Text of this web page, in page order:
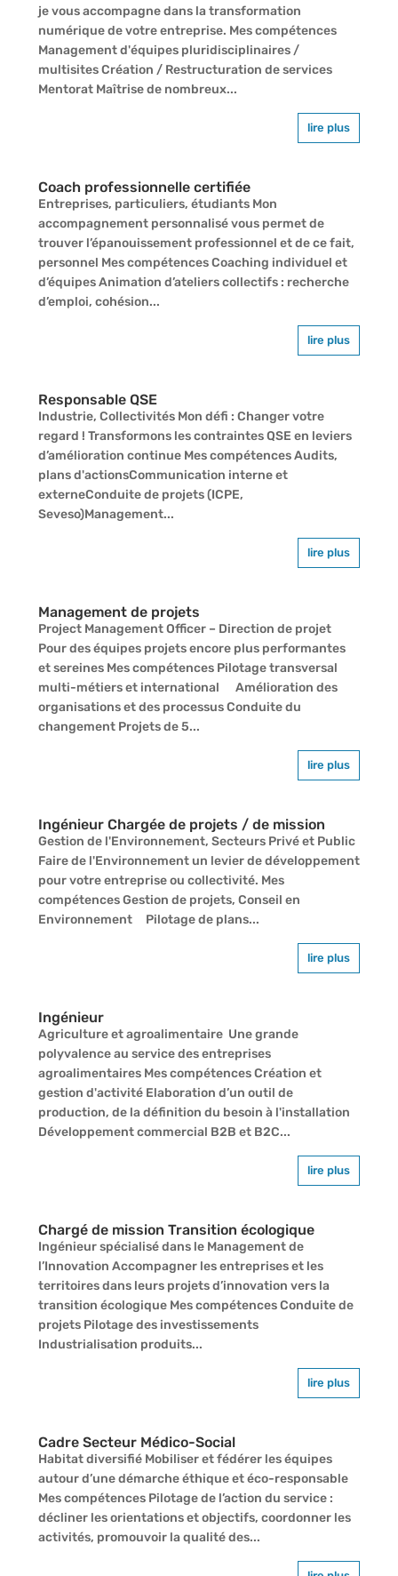
je vous accompagne dans la transformation
numérique de votre entreprise. Mes compétences
Management d'équipes pluridisciplinaires /
multisites Création / Restructuration de services
Mentorat Maîtrise de nombreux...
lire plus
Coach professionnelle certifiée
Entreprises, particuliers, étudiants Mon
accompagnement personnalisé vous permet de
trouver l’épanouissement professionnel et de ce fait,
personnel Mes compétences Coaching individuel et
d’équipes Animation d’ateliers collectifs : recherche
d’emploi, cohésion...
lire plus
Responsable QSE
Industrie, Collectivités Mon défi : Changer votre
regard ! Transformons les contraintes QSE en leviers
d’amélioration continue Mes compétences Audits,
plans d'actionsCommunication interne et
externeConduite de projets (ICPE,
Seveso)Management...
lire plus
Management de projets
Project Management Officer – Direction de projet
Pour des équipes projets encore plus performantes
et sereines Mes compétences Pilotage transversal
multi-métiers et international Amélioration des
organisations et des processus Conduite du
changement Projets de 5...
lire plus
Ingénieur Chargée de projets / de mission
Gestion de l'Environnement, Secteurs Privé et Public
Faire de l'Environnement un levier de développement
pour votre entreprise ou collectivité. Mes
compétences Gestion de projets, Conseil en
Environnement Pilotage de plans...
lire plus
Ingénieur
Agriculture et agroalimentaire Une grande
polyvalence au service des entreprises
agroalimentaires Mes compétences Création et
gestion d'activité Elaboration d’un outil de
production, de la définition du besoin à l'installation
Développement commercial B2B et B2C...
lire plus
Chargé de mission Transition écologique
Ingénieur spécialisé dans le Management de
l’Innovation Accompagner les entreprises et les
territoires dans leurs projets d’innovation vers la
transition écologique Mes compétences Conduite de
projets Pilotage des investissements
Industrialisation produits...
lire plus
Cadre Secteur Médico-Social
Habitat diversifié Mobiliser et fédérer les équipes
autour d’une démarche éthique et éco-responsable
Mes compétences Pilotage de l’action du service :
décliner les orientations et objectifs, coordonner les
activités, promouvoir la qualité des...